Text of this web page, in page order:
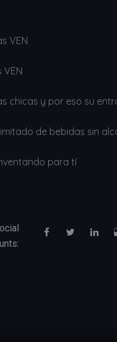
VEN
chicas y por eso su
de bebidas sin
para tí